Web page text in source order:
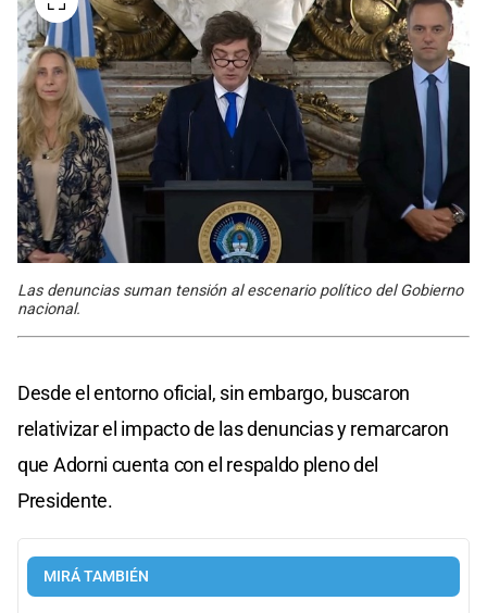
Las denuncias suman tensión al escenario político del Gobierno
nacional.
Desde el entorno oficial, sin embargo, buscaron
relativizar el impacto de las denuncias y remarcaron
que Adorni cuenta con el respaldo pleno del
Presidente.
MIRÁ TAMBIÉN